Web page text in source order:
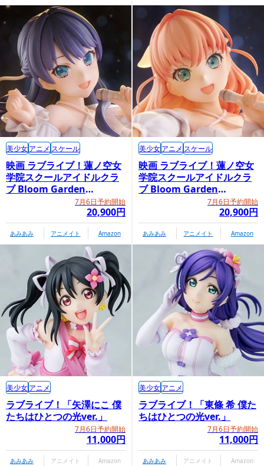
映画 ラブライブ！蓮ノ空女
学院スクールアイドルクラ
ブ Bloom Garden
Party「村野さやか」7月6日予約開始
20,900円
美少女アニメ スケール
あみあみ アニメイト Amazon
映画 ラブライブ！蓮ノ空女
学院スクールアイドルクラ
ブ Bloom Garden
Party「日野下花帆」7月6日予約開始
20,900円
美少女アニメ スケール
あみあみ アニメイト Amazon
ラブライブ！「矢澤にこ 僕
たちはひとつの光ver.」
7月6日予約開始
11,000円
美少女アニメ
あみあみ アニメイト Amazon
ラブライブ！「東條 希 僕た
ちはひとつの光ver.」
7月6日予約開始
11,000円
美少女アニメ
あみあみ アニメイト Amazon